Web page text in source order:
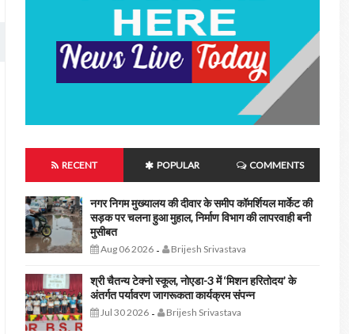
RECENT POPULAR COMMENTS
नगर निगम मुख्यालय की दीवार के समीप कॉमर्शियल मार्केट की
सड़क पर चलना हुआ मुहाल, निर्माण विभाग की लापरवाही बनी
मुसीबत
Aug 06 2026- Brijesh Srivastava
श्री चैतन्य टेक्नो स्कूल, नोएडा-3 में ‘मिशन हरितोदय’ के
अंतर्गत पर्यावरण जागरूकता कार्यक्रम संपन्न
Jul 30 2026- Brijesh Srivastava